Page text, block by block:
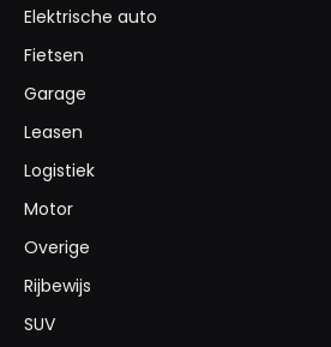
Elektrische auto
Fietsen
Garage
Leasen
Logistiek
Motor
Overige
Rijbewijs
SUV